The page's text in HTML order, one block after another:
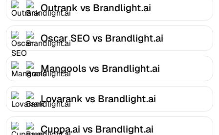
Outrank vs Brandlight.ai
Oscar SEO vs Brandlight.ai
Mangools vs Brandlight.ai
Lovarank vs Brandlight.ai
Cuppa.ai vs Brandlight.ai